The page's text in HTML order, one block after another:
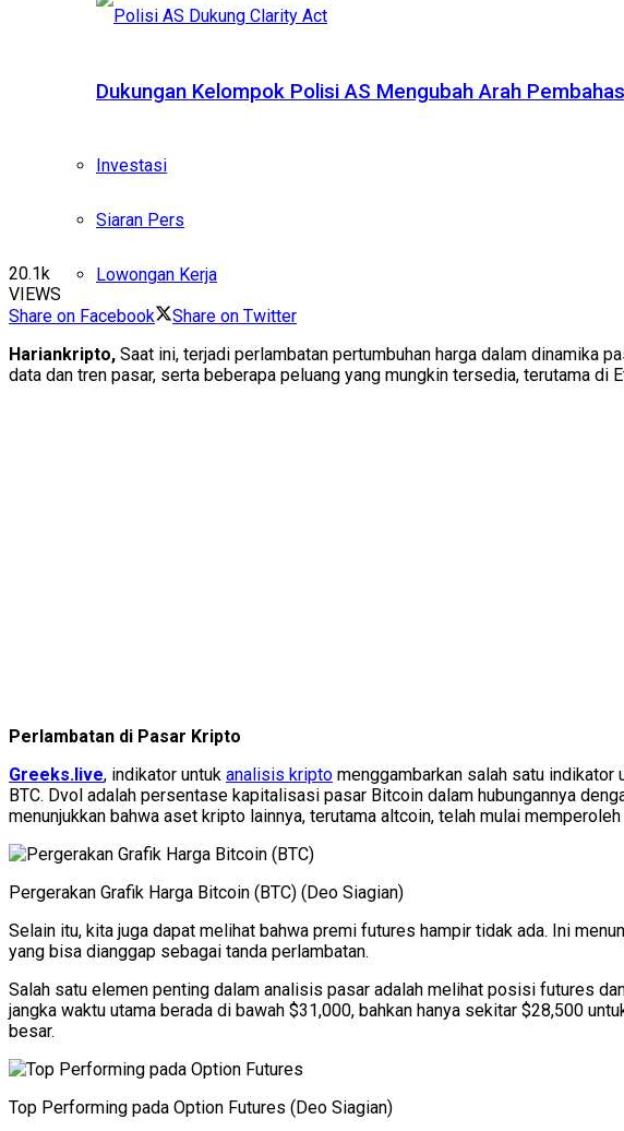
Dukungan Kelompok Polisi AS Mengubah Arah
Investasi
Siaran Pers
Lowongan Kerja
20.1k
VIEWS
Share on Facebook
Share on Twitter
Hariankripto, Saat ini, terjadi perlambatan pertumbuhan harga dalam dinamika
data dan tren pasar, serta beberapa peluang yang mungkin tersedia, terutama di
Perlambatan di Pasar Kripto
Greeks.live, indikator untuk analisis kripto menggambarkan salah satu indikator
BTC. Dvol adalah persentase kapitalisasi pasar Bitcoin dalam hubungannya
menunjukkan bahwa aset kripto lainnya, terutama altcoin, telah mulai
Pergerakan Grafik Harga Bitcoin (BTC) (Deo Siagian)
Selain itu, kita juga dapat melihat bahwa premi futures hampir tidak ada. Ini
yang bisa dianggap sebagai tanda perlambatan.
Salah satu elemen penting dalam analisis pasar adalah melihat posisi futures
jangka waktu utama berada di bawah $31,000, bahkan hanya sekitar $28,500
besar.
Top Performing pada Option Futures (Deo Siagian)